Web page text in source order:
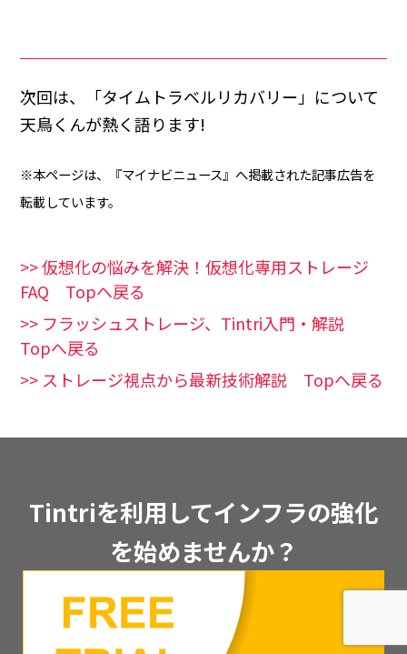
次回は、「タイムトラベルリカバリー」について
天鳥くんが熱く語ります!
※本ページは、『マイナビニュース』へ掲載された記事広告を
転載しています。
>> 仮想化の悩みを解決！仮想化専用ストレージ
FAQ Topへ戻る
>> フラッシュストレージ、Tintri入門・解説
Topへ戻る
>> ストレージ視点から最新技術解説 Topへ戻る
Tintriを利用してインフラの強化
を始めませんか？